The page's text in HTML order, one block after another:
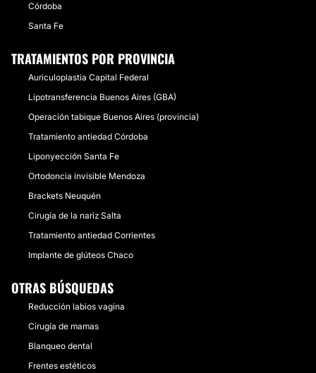
Córdoba
Santa Fe
TRATAMIENTOS POR PROVINCIA
Auriculoplastia Capital Federal
Lipotransferencia Buenos Aires (GBA)
Operación tabique Buenos Aires (provincia)
Tratamiento antiedad Córdoba
Liponyección Santa Fe
Ortodoncia invisible Mendoza
Brackets Neuquén
Cirugía de la nariz Salta
Tratamiento antiedad Corrientes
Implante de glúteos Chaco
OTRAS BÚSQUEDAS
Reducción labios vagina
Cirugía de mamas
Blanqueo dental
Frentes estéticos